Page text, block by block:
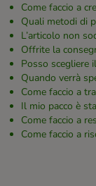
Come faccio a
Quali metodi di
L’articolo non
Offrite la
Posso scegliere
Quando verrà
Come faccio a
Il mio pacco è
Come faccio a
Come faccio a